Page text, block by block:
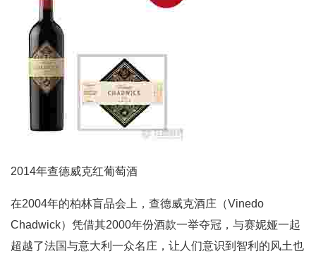
2014年查德威克红葡萄酒
在2004年的柏林盲品会上，查德威克酒庄（Vinedo
Chadwick）凭借其2000年份酒款一举夺冠，与赛妮娅一起
超越了法国与意大利一众名庄，让人们意识到智利的风土也